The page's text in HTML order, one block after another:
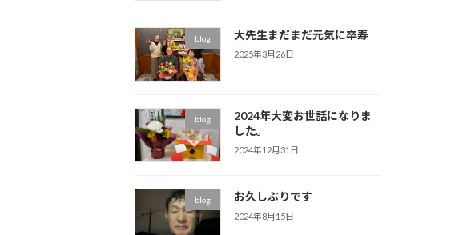
blog 大先生まだまだ元気に卒寿
2025年3月26日
blog
2024年大変お世話になりま
した。
2024年12月31日
blog お久しぶりです
2024年8月15日